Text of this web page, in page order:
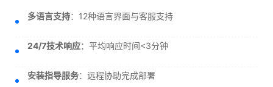
多语言支持：12种语言界面与客服支持
24/7技术响应：平均响应时间<3分钟
安装指导服务：远程协助完成部署